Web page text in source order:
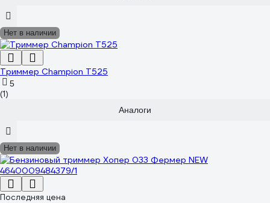
Нет в наличии
Триммер Champion T525
5
(1)
Аналоги
Нет в наличии
Последняя цена